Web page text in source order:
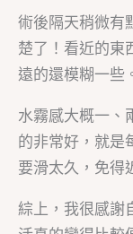
術後隔天稍微有
楚了！看近的東
遠的還模糊一些
水霧感大概一、
的非常好，就是
要滑太久，免得
綜上，我很感謝